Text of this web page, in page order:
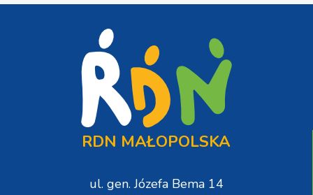
RDN MAŁOPOLSKA
ul. gen. Józefa Bema 14